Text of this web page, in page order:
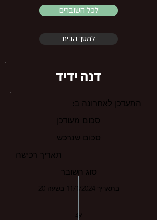
לכל השוברים
למסך הבית
דנה ידיד
התעדכן לאחרונה ב:
סכום מעודכן
סכום שנרכש
תאריך רכישה
סוג השובר
בתאריך 11/1/2024 בשעה 20
49